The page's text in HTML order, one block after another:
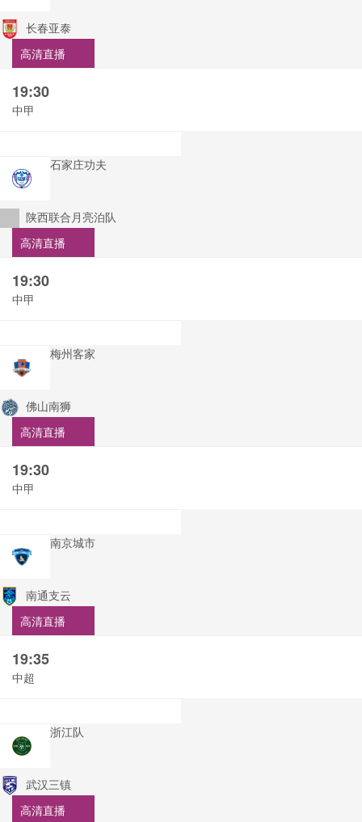
长春亚泰
高清直播
19:30
中甲
石家庄功夫
陕西联合月亮泊队
高清直播
19:30
中甲
梅州客家
佛山南狮
高清直播
19:30
中甲
南京城市
南通支云
高清直播
19:35
中超
浙江队
武汉三镇
高清直播